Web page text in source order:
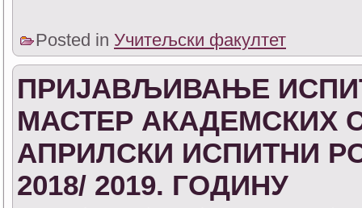
Posted in Учитељски факултет
ПРИЈАВЉИВАЊЕ
МАСТЕР АКАДЕМСКИХ
АПРИЛСКИ ИСПИТНИ
2018/ 2019. ГОДИНУ